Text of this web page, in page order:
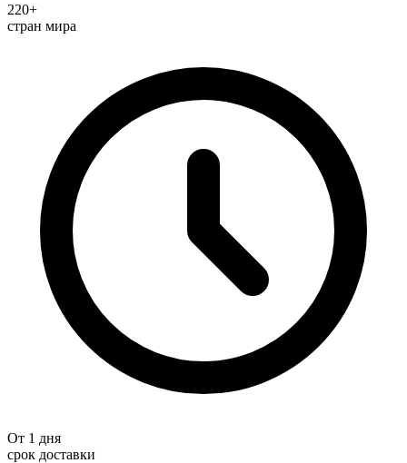
220+
стран мира
От 1 дня
срок доставки